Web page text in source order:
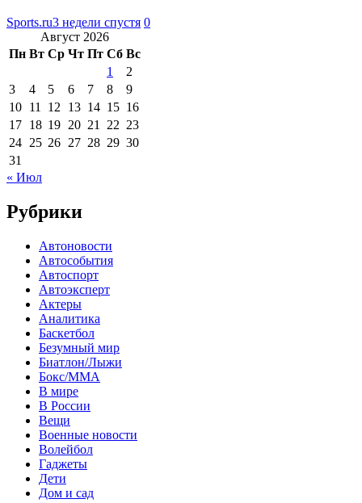
Sports.ru3 недели спустя 0
Август 2026
Пн Вт Ср Чт Пт Сб Вс
1
2
3
4 5 6 7 8
9
10 11 12 13 14 15 16
17 18 19 20 21 22 23
24 25 26 27 28 29 30
31
« Июл
Рубрики
Автоновости
Автособытия
Автоспорт
Автоэксперт
Актеры
Аналитика
Баскетбол
Безумный мир
Биатлон/Лыжи
Бокс/MMA
В мире
В России
Вещи
Военные новости
Волейбол
Гаджеты
Дети
Дом и сад